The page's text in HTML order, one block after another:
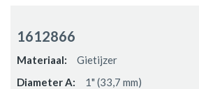
1612866
Gietijzer
1" (33,7 mm)